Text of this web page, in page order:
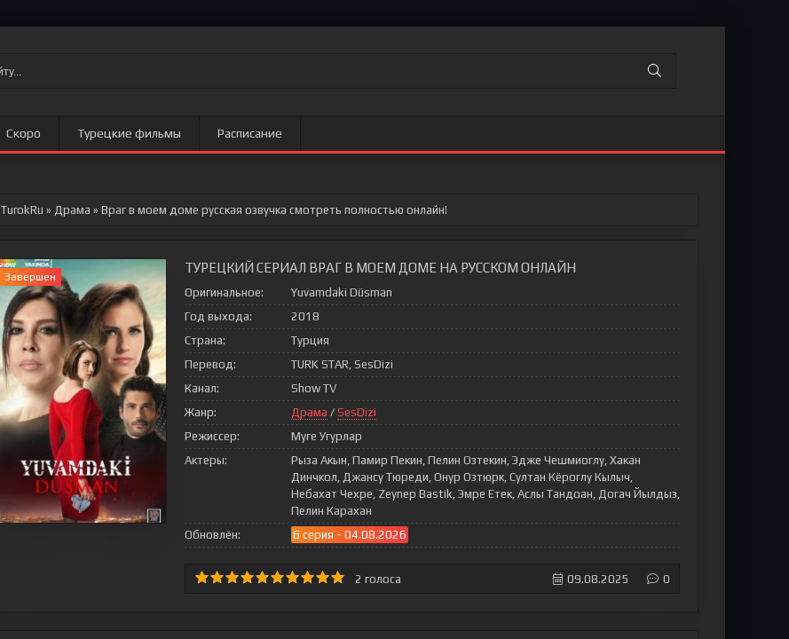
Скоро Турецкие фильмы Расписание
TurokRu » Драма » Враг в моем доме русская озвучка смотреть полностью онлайн!
Завершен
ТУРЕЦКИЙ СЕРИАЛ ВРАГ В МОЕМ ДОМЕ НА РУССКОМ ОНЛАЙН
Оригинальное:
Yuvamdaki Düsman
Год выхода:
2018
Страна:
Турция
Перевод:
TURK STAR, SesDizi
Канал:
Show TV
Жанр:
Драма / SesDizi
Режиссер:
Муге Угурлар
Актеры:
Рыза Акын, Памир Пекин, Пелин Озтекин, Эдже Чешмиоглу, Хакан
Динчкол, Джансу Тюреди, Онур Озтюрк, Султан Кёроглу Кылыч,
Небахат Чехре, Zeynep Bastik, Эмре Етек, Аслы Тандоан, Догач Йылдыз,
Пелин Карахан
Обновлён:
6 серия - 04.08.2026
2 голоса 09.08.2025 0